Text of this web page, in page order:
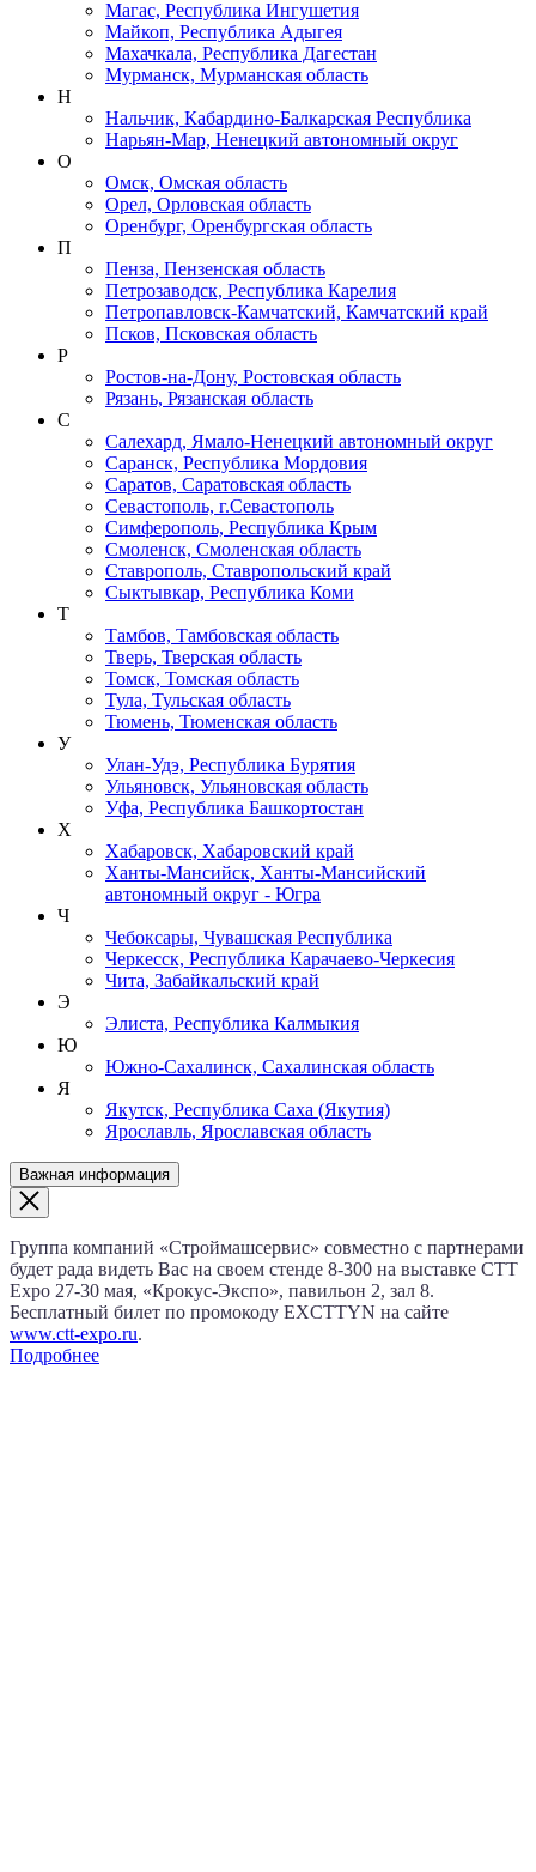
Магас, Республика Ингушетия
Майкоп, Республика Адыгея
Махачкала, Республика Дагестан
Мурманск, Мурманская область
Н
Нальчик, Кабардино-Балкарская Республика
Нарьян-Мар, Ненецкий автономный округ
О
Омск, Омская область
Орел, Орловская область
Оренбург, Оренбургская область
П
Пенза, Пензенская область
Петрозаводск, Республика Карелия
Петропавловск-Камчатский, Камчатский край
Псков, Псковская область
Р
Ростов-на-Дону, Ростовская область
Рязань, Рязанская область
С
Салехард, Ямало-Ненецкий автономный округ
Саранск, Республика Мордовия
Саратов, Саратовская область
Севастополь, г.Севастополь
Симферополь, Республика Крым
Смоленск, Смоленская область
Ставрополь, Ставропольский край
Сыктывкар, Республика Коми
Т
Тамбов, Тамбовская область
Тверь, Тверская область
Томск, Томская область
Тула, Тульская область
Тюмень, Тюменская область
У
Улан-Удэ, Республика Бурятия
Ульяновск, Ульяновская область
Уфа, Республика Башкортостан
Х
Хабаровск, Хабаровский край
Ханты-Мансийск, Ханты-Мансийский
автономный округ - Югра
Ч
Чебоксары, Чувашская Республика
Черкесск, Республика Карачаево-Черкесия
Чита, Забайкальский край
Э
Элиста, Республика Калмыкия
Ю
Южно-Сахалинск, Сахалинская область
Я
Якутск, Республика Саха (Якутия)
Ярославль, Ярославская область
Важная информация
Группа компаний «Строймашсервис» совместно с партнерами
будет рада видеть Вас на своем стенде 8‑300 на выставке CTT
Expo 27‑30 мая, «Крокус‑Экспо», павильон 2, зал 8.
Бесплатный билет по промокоду EXCTTYN на сайте
www.сtt-expo.ru.
Подробнее